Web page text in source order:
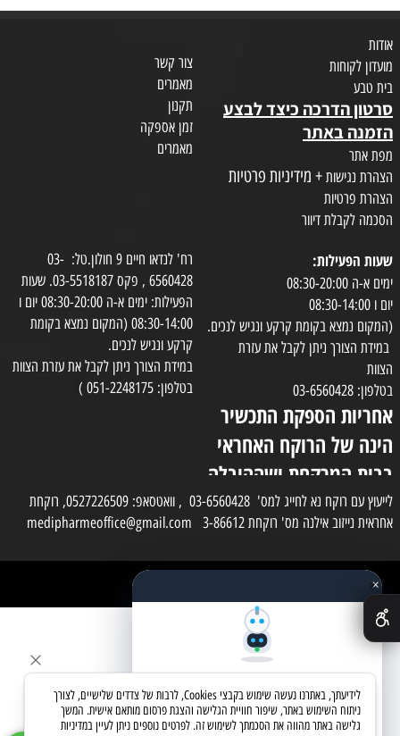
אודות
מועדון לקוחות
בית טבע
סרטון הדרכה כיצד לבצע
הזמנה באתר
מפת אתר
הצהרת נגישות + מידיניות פרטיות
הצהרת פרטיות
הסכמה לקבלת דיוור
צור קשר
מאמרים
תקנון
זמן אספקה
מאמרים
שעות הפעילות:
ימים א-ה 08:30-20:00
יום ו 08:30-14:00
(המקום נמצא בקומת קרקע ונגיש לנכים.
במידת הצורך ניתן לקבל את עזרת
הצוות
בטלפון: 03-6560428
אחריות הספקת התכשיר
הינה של הרוקח האחראי
בבית המרקחת ושההובלה
בפועל תעשה בעזרת
השליח
רח' לנדאו חיים 9 חולון.טל: 03-
6560428 , פקס 03-5518187. שעות
הפעילות: ימים א-ה 08:30-20:00 יום ו
08:30-14:00 (המקום נמצא בקומת
קרקע ונגיש לנכים.
במידת הצורך ניתן לקבל את עזרת הצוות
בטלפון: 051-2248175 )
לייעוץ עם רוקח נא לחייג למס' 03-6560428 , וואטסאפ: 0527226509, רוקחת
אחראית נייזוב אילנה מס' רוקחת 3-86612 medipharmeoffice@gmail.com
✕×
שאלו את העוזר החכם
מחפשים מוצר? אני כאן כדי לעזור
לידיעתך, באתרנו נעשה שימוש בקבצי Cookies, לרבות של צדדים שלישיים, לצורך
ניתוח השימוש באתר, שיפור חוויית הגלישה והצגת פרסום מותאם אישית. המשך
גלישה באתר מהווה את הסכמתך לשימוש זה. לפרטים נוספים ניתן לעיין במדיניות